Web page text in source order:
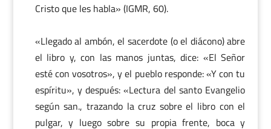
Cristo que les habla» (IGMR, 60).
«Llegado al ambón, el sacerdote (o el diácono) abre
el libro y, con las manos juntas, dice: «El Señor
esté con vosotros», y el pueblo responde: «Y con tu
espíritu», y después: «Lectura del santo Evangelio
según san., trazando la cruz sobre el libro con el
pulgar, y luego sobre su propia frente, boca y